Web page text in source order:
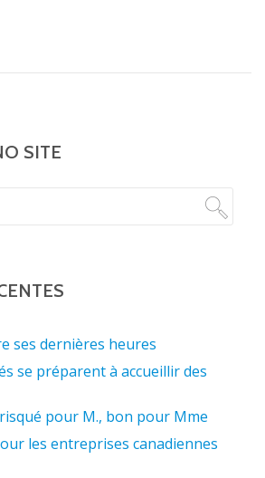
SITE
ses dernières heures
se préparent à accueillir des
pour M., bon pour Mme
les entreprises canadiennes